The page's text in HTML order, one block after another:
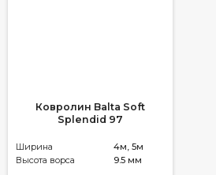
Ковролин Balta Soft
Splendid 97
Ширина
4м, 5м
Высота ворса
9.5 мм